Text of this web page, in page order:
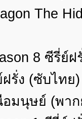
The
8 ซีรี่ย์
ฝรั่ง (ซับไท
อมนุษย์ (พา